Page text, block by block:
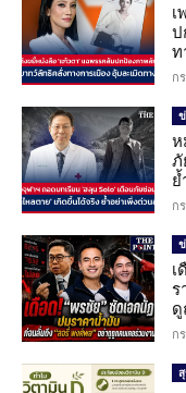
เ
ป
ท
ก
ห
ภั
ย้
ก
เ
ร
ดู
ก